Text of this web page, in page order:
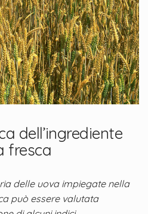
dell’ingrediente
fresca
delle uova impiegate nella
può essere valutata